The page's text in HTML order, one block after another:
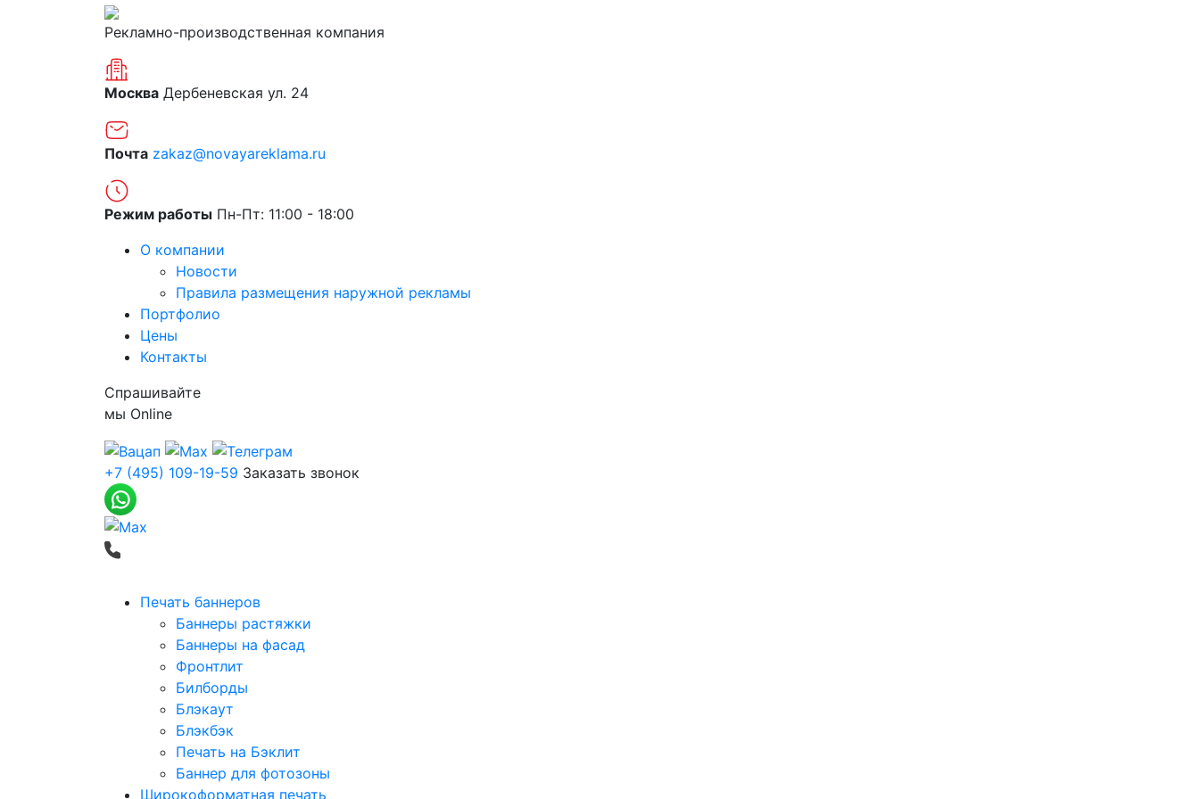
Рекламно-производственная компания
Москва Дербеневская ул. 24
Почта zakaz@novayareklama.ru
Режим работы Пн-Пт: 11:00 - 18:00
О компании
Новости
Правила размещения наружной рекламы
Портфолио
Цены
Контакты
Спрашивайте
мы Online
+7 (495) 109-19-59 Заказать звонок
Печать баннеров
Баннеры растяжки
Баннеры на фасад
Фронтлит
Билборды
Блэкаут
Блэкбэк
Печать на Бэклит
Баннер для фотозоны
Широкоформатная печать